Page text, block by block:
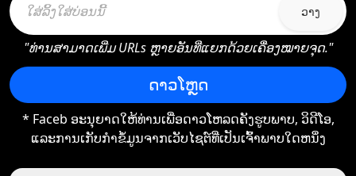
ວາງ
"ທ່ານສາມາດເພີ່ມ URLs ຫຼາຍອັນທີ່ແຍກດ້ວຍເຄື່ອງໝາຍຈຸດ."
ດາວໂຫຼດ
* Faceb ອະ​ນຸ​ຍາດ​ໃຫ້​ທ່ານ​ເພື່ອ​ດາວ​ໂຫລດ​ຄັງ​ຮູບ​ພາບ​, ວິ​ດີ​ໂອ​,
ແລະ​ການ​ເກັບ​ກໍາ​ຂໍ້​ມູນ​ຈາກ​ເວັບ​ໄຊ​ຕ​໌​ທີ່​ເປັນ​ເຈົ້າ​ພາບ​ໃດ​ຫນຶ່ງ​